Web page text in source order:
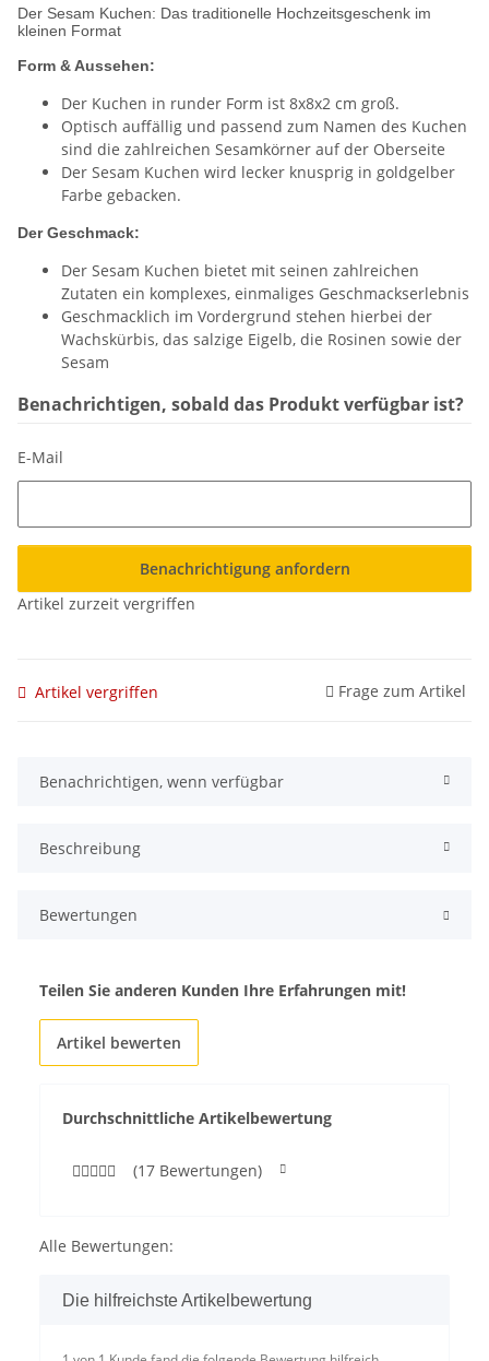
Der Sesam Kuchen: Das traditionelle Hochzeitsgeschenk im
kleinen Format
Form & Aussehen:
Der Kuchen in runder Form ist 8x8x2 cm groß.
Optisch auffällig und passend zum Namen des Kuchen
sind die zahlreichen Sesamkörner auf der Oberseite
Der Sesam Kuchen wird lecker knusprig in goldgelber
Farbe gebacken.
Der Geschmack:
Der Sesam Kuchen bietet mit seinen zahlreichen
Zutaten ein komplexes, einmaliges Geschmackserlebnis
Geschmacklich im Vordergrund stehen hierbei der
Wachskürbis, das salzige Eigelb, die Rosinen sowie der
Sesam
Benachrichtigen, sobald das Produkt verfügbar ist?
E-Mail
Benachrichtigung anfordern
Artikel zurzeit vergriffen
Artikel vergriffen Frage zum Artikel
Benachrichtigen, wenn verfügbar
Beschreibung
Bewertungen
Durchschnittliche Artikelbewertung
(17 Bewertungen)
Teilen Sie anderen Kunden Ihre Erfahrungen mit!
Artikel bewerten
Alle Bewertungen:
Die hilfreichste Artikelbewertung